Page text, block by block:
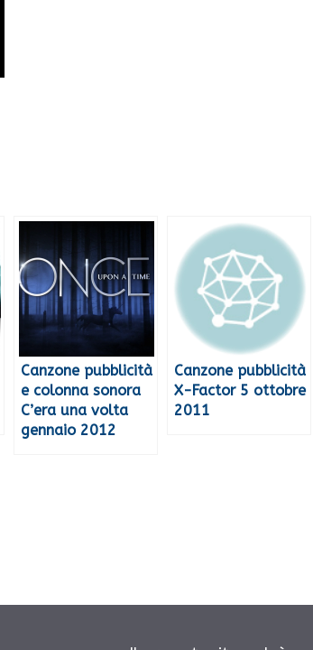
Canzone pubblicità
e colonna sonora
C’era una volta
gennaio 2012
Canzone pubblicità
X-Factor 5 ottobre
2011